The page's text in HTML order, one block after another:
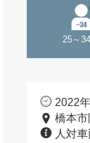
25～
2022
橋本
人対